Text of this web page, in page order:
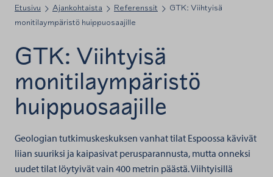
Etusivu Ajankohtaista Referenssit
GTK: Viihtyisä
monitilaympäristö huippuosaajille
GTK: Viihtyisä
monitilaympäristö
huippuosaajille
Geologian tutkimuskeskuksen vanhat tilat Espoossa kävivät
liian suuriksi ja kaipasivat perusparannusta, mutta onneksi
uudet tilat löytyivät vain 400 metrin päästä. Viihtyisillä